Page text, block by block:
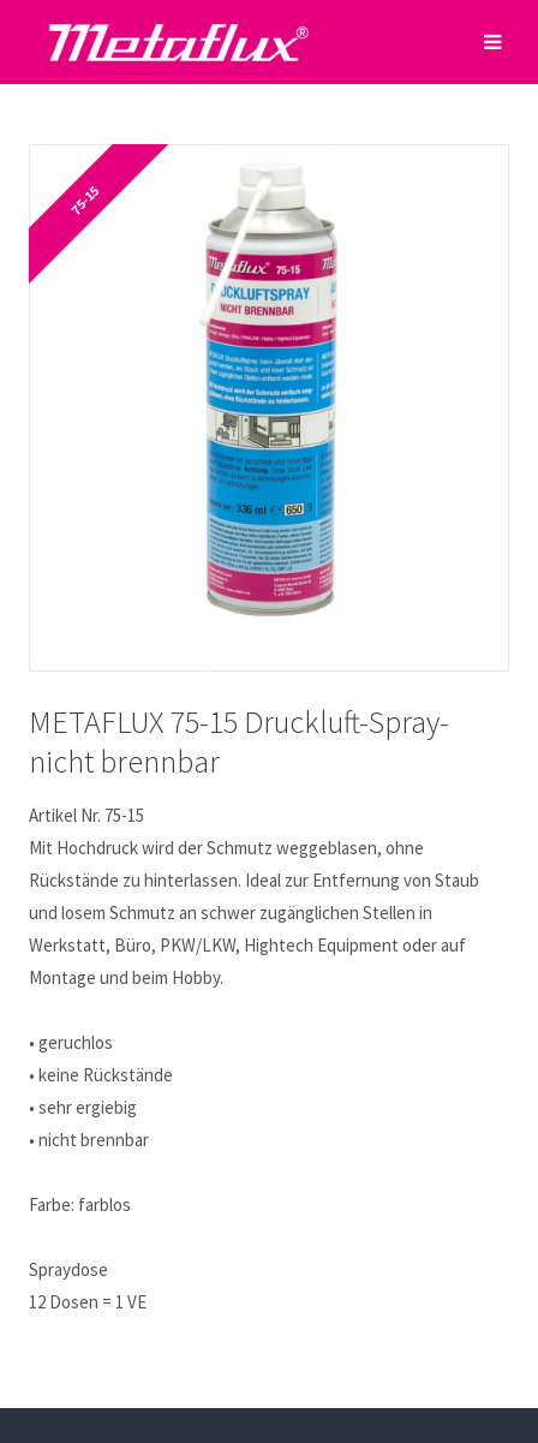
75-15
METAFLUX 75-15 Druckluft-Spray-
nicht brennbar
Artikel Nr. 75-15
Mit Hochdruck wird der Schmutz weggeblasen, ohne
Rückstände zu hinterlassen. Ideal zur Entfernung von Staub
und losem Schmutz an schwer zugänglichen Stellen in
Werkstatt, Büro, PKW/LKW, Hightech Equipment oder auf
Montage und beim Hobby.
• geruchlos
• keine Rückstände
• sehr ergiebig
• nicht brennbar
Farbe: farblos
Spraydose
12 Dosen = 1 VE